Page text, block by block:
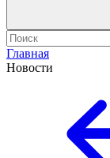
Главная
Новости